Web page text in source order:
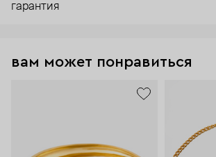
гарантия
вам может понравиться